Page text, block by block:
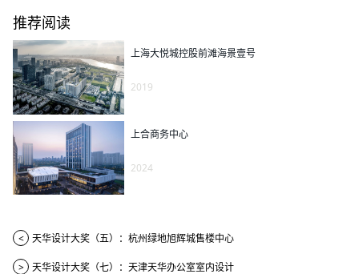
推荐阅读
上海大悦城控股前滩海景壹号
2019
上合商务中心
2024
< 天华设计大奖（五）：杭州绿地旭辉城售楼中心
> 天华设计大奖（七）：天津天华办公室室内设计